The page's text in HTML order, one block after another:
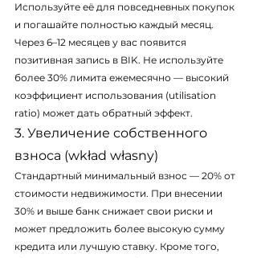
Используйте её для повседневных покупок
и погашайте полностью каждый месяц.
Через 6–12 месяцев у вас появится
позитивная запись в BIK. Не используйте
более 30% лимита ежемесячно — высокий
коэффициент использования (utilisation
ratio) может дать обратный эффект.
3. Увеличение собственного
взноса (wkład własny)
Стандартный минимальный взнос — 20% от
стоимости недвижимости. При внесении
30% и выше банк снижает свои риски и
может предложить более высокую сумму
кредита или лучшую ставку. Кроме того,